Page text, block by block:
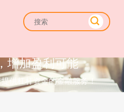
增加盈利可能
供杠杆资金的金融服务！